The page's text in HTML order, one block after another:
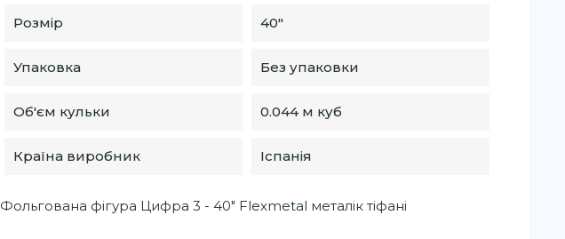
Розмір 40"
Упаковка Без упаковки
Об'єм кульки 0.044 м куб
Країна виробник Іспанія
Фольгована фігура Цифра 3 - 40" Flexmetal металік тіфані